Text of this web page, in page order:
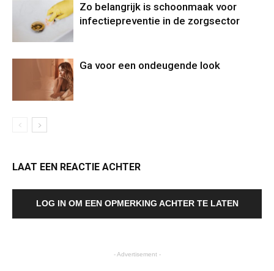
Zo belangrijk is schoonmaak voor
infectiepreventie in de zorgsector
Ga voor een ondeugende look
LAAT EEN REACTIE ACHTER
LOG IN OM EEN OPMERKING ACHTER TE LATEN
- Advertisement -